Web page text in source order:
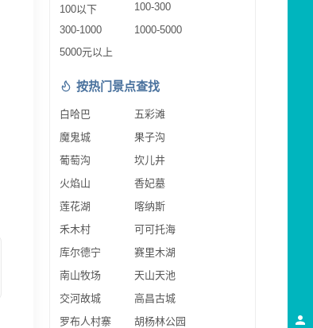
100以下
100-300
300-1000
1000-5000
5000元以上
按热门景点查找
白哈巴
五彩滩
魔鬼城
果子沟
葡萄沟
坎儿井
火焰山
香妃墓
莲花湖
喀纳斯
禾木村
可可托海
库尔德宁
赛里木湖
南山牧场
天山天池
交河故城
高昌古城
罗布人村寨
胡杨林公园